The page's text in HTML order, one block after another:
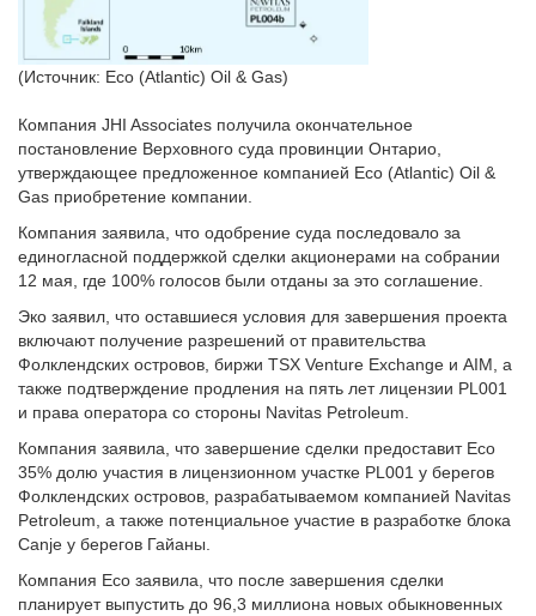
(Источник: Eco (Atlantic) Oil & Gas)
Компания JHI Associates получила окончательное
постановление Верховного суда провинции Онтарио,
утверждающее предложенное компанией Eco (Atlantic) Oil &
Gas приобретение компании.
Компания заявила, что одобрение суда последовало за
единогласной поддержкой сделки акционерами на собрании
12 мая, где 100% голосов были отданы за это соглашение.
Эко заявил, что оставшиеся условия для завершения проекта
включают получение разрешений от правительства
Фолклендских островов, биржи TSX Venture Exchange и AIM, а
также подтверждение продления на пять лет лицензии PL001
и права оператора со стороны Navitas Petroleum.
Компания заявила, что завершение сделки предоставит Eco
35% долю участия в лицензионном участке PL001 у берегов
Фолклендских островов, разрабатываемом компанией Navitas
Petroleum, а также потенциальное участие в разработке блока
Canje у берегов Гайаны.
Компания Eco заявила, что после завершения сделки
планирует выпустить до 96,3 миллиона новых обыкновенных